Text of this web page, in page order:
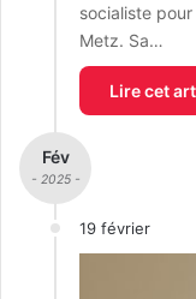
socialiste
Metz. Sa…
Lire cet
Fév
- 2025 -
19 février